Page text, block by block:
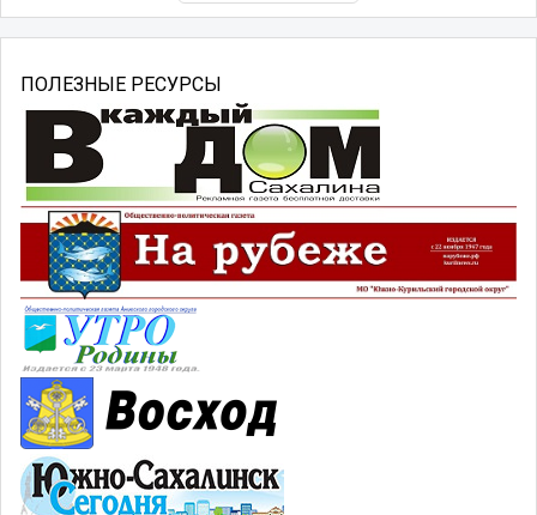
ПОЛЕЗНЫЕ РЕСУРСЫ